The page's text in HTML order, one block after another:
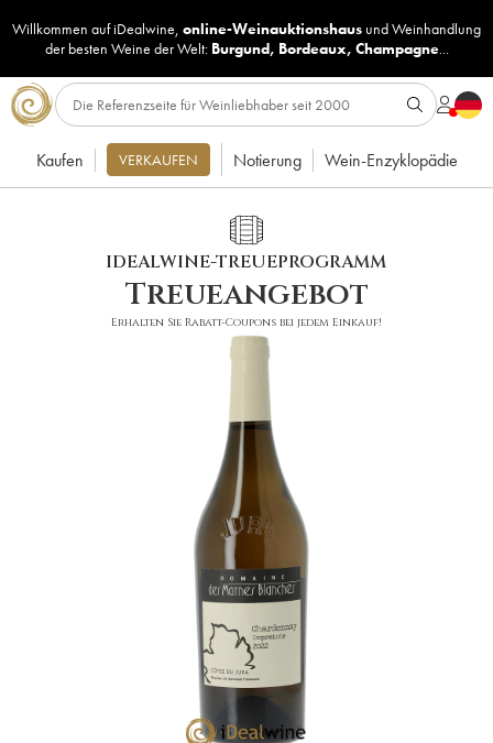
Willkommen auf iDealwine, online-Weinauktionshaus undWeinhandlung
der besten Weine der Welt: Burgund, Bordeaux, Champagne...
Kaufen VERKAUFEN Notierung Wein-Enzyklopädie
IDEALWINE-TREUEPROGRAMM
Treueangebot
Erhalten Sie Rabatt-Coupons bei jedem Einkauf!